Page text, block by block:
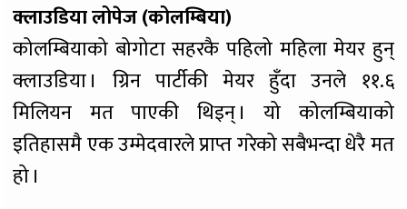
क्लाउडिया लोपेज (कोलम्बिया)
कोलम्बियाको बोगोटा सहरकै पहिलो महिला मेयर हुन्
क्लाउडिया । ग्रिन पार्टीकी मेयर हुँदा उनले ११.६
मिलियन मत पाएकी थिइन् । यो कोलम्बियाको
इतिहासमै एक उम्मेदवारले प्राप्त गरेको सबैभन्दा धेरै मत
हो ।